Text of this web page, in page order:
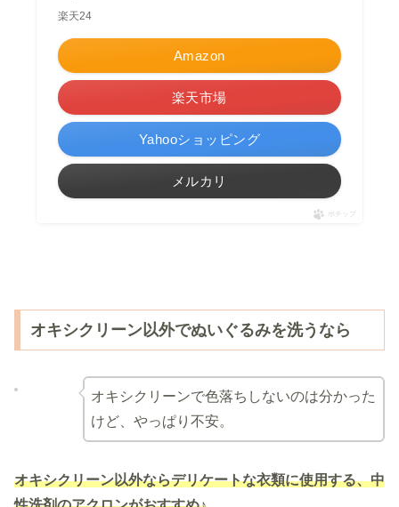
楽天24
Amazon
楽天市場
Yahooショッピング
メルカリ
ポチップ
オキシクリーン以外でぬいぐるみを洗うなら
オキシクリーンで色落ちしないのは分かった
けど、やっぱり不安。
オキシクリーン以外ならデリケートな衣類に使用する、中